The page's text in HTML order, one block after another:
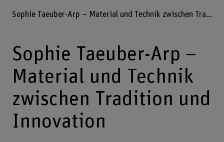
Sophie Taeuber-Arp – Material und Technik zwischen Tradition und Innovation
Sophie Taeuber-Arp –
Material und Technik
zwischen Tradition und
Innovation